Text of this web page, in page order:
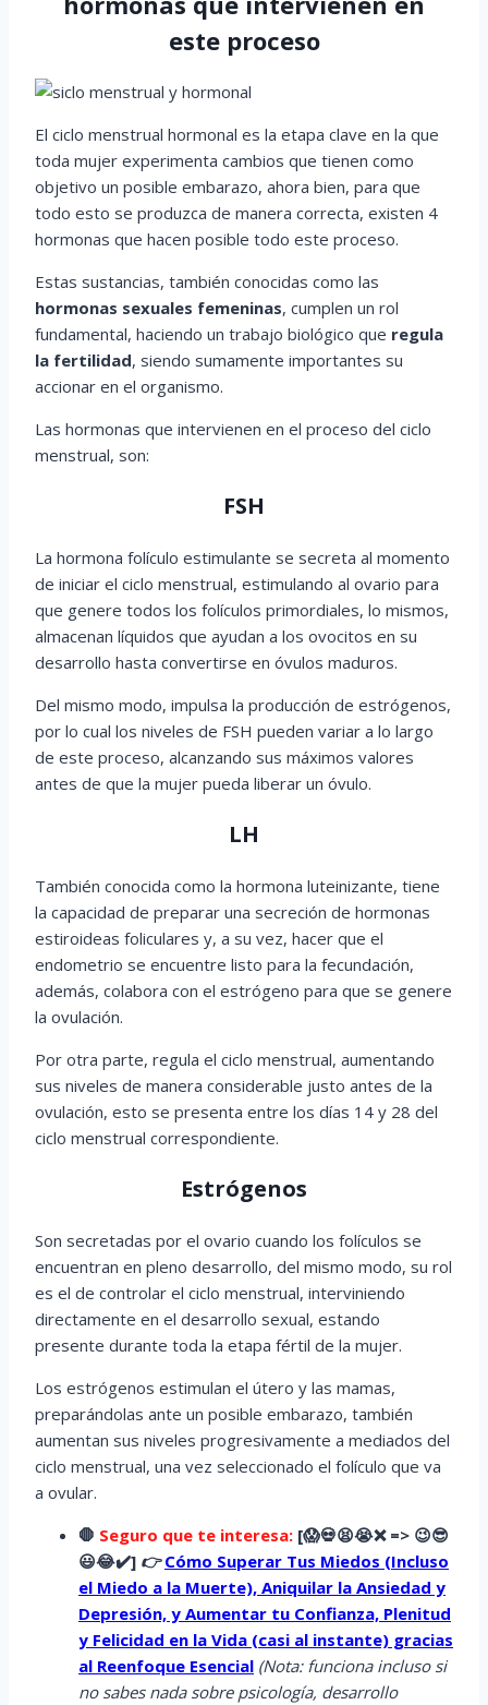
este proceso
El ciclo menstrual hormonal es la etapa clave en la que
toda mujer experimenta cambios que tienen como
objetivo un posible embarazo, ahora bien, para que
todo esto se produzca de manera correcta, existen 4
hormonas que hacen posible todo este proceso.
Estas sustancias, también conocidas como las
hormonas sexuales femeninas, cumplen un rol
fundamental, haciendo un trabajo biológico que regula
la fertilidad, siendo sumamente importantes su
accionar en el organismo.
Las hormonas que intervienen en el proceso del ciclo
menstrual, son:
FSH
La hormona folículo estimulante se secreta al momento
de iniciar el ciclo menstrual, estimulando al ovario para
que genere todos los folículos primordiales, lo mismos,
almacenan líquidos que ayudan a los ovocitos en su
desarrollo hasta convertirse en óvulos maduros.
Del mismo modo, impulsa la producción de estrógenos,
por lo cual los niveles de FSH pueden variar a lo largo
de este proceso, alcanzando sus máximos valores
antes de que la mujer pueda liberar un óvulo.
LH
También conocida como la hormona luteinizante, tiene
la capacidad de preparar una secreción de hormonas
estiroideas foliculares y, a su vez, hacer que el
endometrio se encuentre listo para la fecundación,
además, colabora con el estrógeno para que se genere
la ovulación.
Por otra parte, regula el ciclo menstrual, aumentando
sus niveles de manera considerable justo antes de la
ovulación, esto se presenta entre los días 14 y 28 del
ciclo menstrual correspondiente.
Estrógenos
Son secretadas por el ovario cuando los folículos se
encuentran en pleno desarrollo, del mismo modo, su rol
es el de controlar el ciclo menstrual, interviniendo
directamente en el desarrollo sexual, estando
presente durante toda la etapa fértil de la mujer.
Los estrógenos estimulan el útero y las mamas,
preparándolas ante un posible embarazo, también
aumentan sus niveles progresivamente a mediados del
ciclo menstrual, una vez seleccionado el folículo que va
a ovular.
🛑 Seguro que te interesa: [😱💀😫😭❌ => 😉😎
😃😂✔️] 👉 Cómo Superar Tus Miedos (Incluso
el Miedo a la Muerte), Aniquilar la Ansiedad y
Depresión, y Aumentar tu Confianza, Plenitud
y Felicidad en la Vida (casi al instante) gracias
al Reenfoque Esencial (Nota: funciona incluso si
no sabes nada sobre psicología, desarrollo